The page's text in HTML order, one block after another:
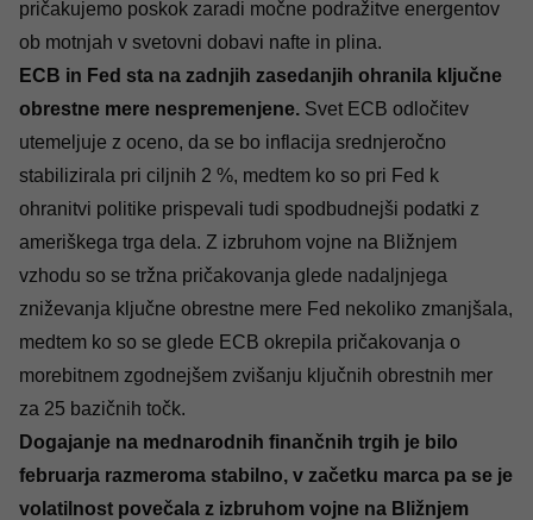
pričakujemo poskok zaradi močne podražitve energentov
ob motnjah v svetovni dobavi nafte in plina.
ECB in Fed sta na zadnjih zasedanjih ohranila ključne
obrestne mere nespremenjene. Svet ECB odločitev
utemeljuje z oceno, da se bo inflacija srednjeročno
stabilizirala pri ciljnih 2 %, medtem ko so pri Fed k
ohranitvi politike prispevali tudi spodbudnejši podatki z
ameriškega trga dela. Z izbruhom vojne na Bližnjem
vzhodu so se tržna pričakovanja glede nadaljnjega
zniževanja ključne obrestne mere Fed nekoliko zmanjšala,
medtem ko so se glede ECB okrepila pričakovanja o
morebitnem zgodnejšem zvišanju ključnih obrestnih mer
za 25 bazičnih točk.
Dogajanje na mednarodnih finančnih trgih je bilo
februarja razmeroma stabilno, v začetku marca pa se je
volatilnost povečala z izbruhom vojne na Bližnjem